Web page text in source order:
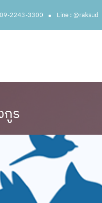
2243-3300 Line : @raksud
ร